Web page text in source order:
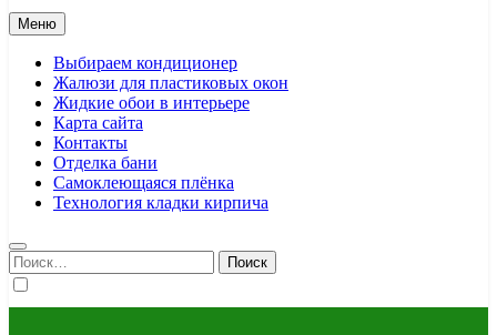
Меню
Выбираем кондиционер
Жалюзи для пластиковых окон
Жидкие обои в интерьере
Карта сайта
Контакты
Отделка бани
Самоклеющаяся плёнка
Технология кладки кирпича
Найти: